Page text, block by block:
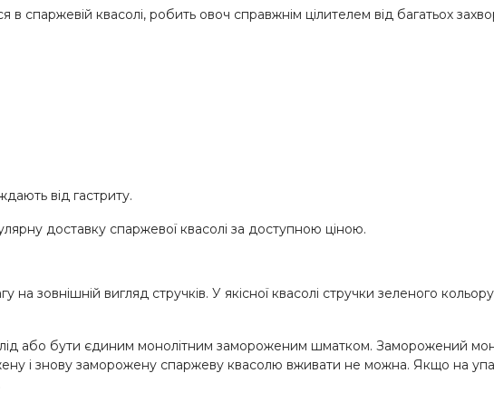
спаржевій квасолі, робить овоч справжнім цілителем від багатьох
від гастриту.
доставку спаржевої квасолі за доступною ціною.
на зовнішній вигляд стручків. У якісної квасолі стручки зеленого
або бути єдиним монолітним замороженим шматком. Заморожений
і знову заморожену спаржеву квасолю вживати не можна. Якщо на